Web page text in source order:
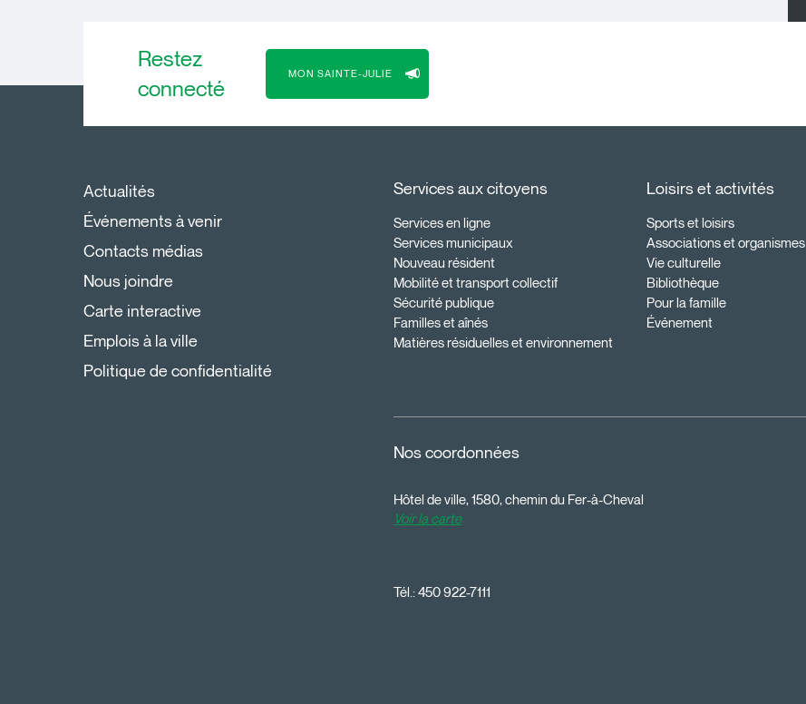
Restez
connecté
MON SAINTE-JULIE
Actualités
Événements à venir
Contacts médias
Nous joindre
Carte interactive
Emplois à la ville
Politique de confidentialité
Services aux citoyens
Services en ligne
Services municipaux
Nouveau résident
Mobilité et transport collectif
Sécurité publique
Familles et aînés
Matières résiduelles et environnement
Loisirs et activités
Sports et loisirs
Associations et organismes
Vie culturelle
Bibliothèque
Pour la famille
Événement
Nos coordonnées
Hôtel de ville, 1580, chemin du Fer-à-Cheval
Voir la carte
Tél.:450 922-7111